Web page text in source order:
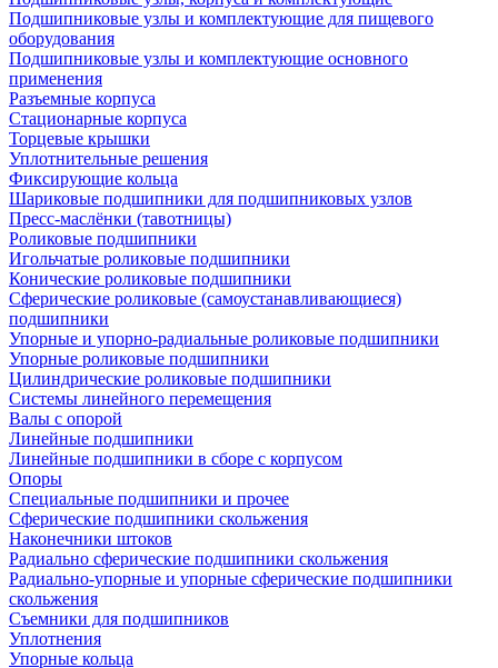
Подшипниковые узлы и комплектующие для пищевого
оборудования
Подшипниковые узлы и комплектующие основного
применения
Разъемные корпуса
Стационарные корпуса
Торцевые крышки
Уплотнительные решения
Фиксирующие кольца
Шариковые подшипники для подшипниковых узлов
Пресс-маслёнки (тавотницы)
Роликовые подшипники
Игольчатые роликовые подшипники
Конические роликовые подшипники
Сферические роликовые (самоустанавливающиеся)
подшипники
Упорные и упорно-радиальные роликовые подшипники
Упорные роликовые подшипники
Цилиндрические роликовые подшипники
Системы линейного перемещения
Валы с опорой
Линейные подшипники
Линейные подшипники в сборе с корпусом
Опоры
Специальные подшипники и прочее
Сферические подшипники скольжения
Наконечники штоков
Радиально сферические подшипники скольжения
Радиально-упорные и упорные сферические подшипники
скольжения
Съемники для подшипников
Уплотнения
Упорные кольца